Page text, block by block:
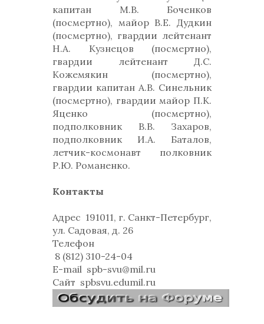
капитан М.В. Боченков
(посмертно), майор В.Е. Дудкин
(посмертно), гвардии лейтенант
Н.А. Кузнецов (посмертно),
гвардии лейтенант Д.С.
Кожемякин (посмертно),
гвардии капитан А.В. Синельник
(посмертно), гвардии майор П.К.
Яценко (посмертно),
подполковник В.В. Захаров,
подполковник И.А. Баталов,
летчик-космонавт полковник
Р.Ю. Романенко.
Контакты
Адрес 191011, г. Санкт-Петербург,
ул. Садовая, д. 26
Телефон
8 (812) 310-24-04
E-mail spb-svu@mil.ru
Сайт spbsvu.edumil.ru